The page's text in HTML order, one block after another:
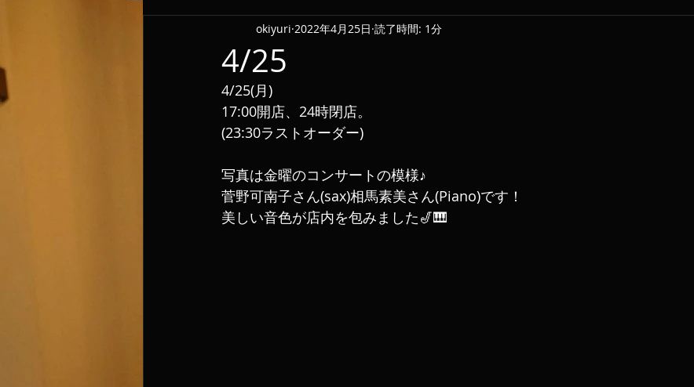
ライブ、コンサート おすすめビール
4/25
okiyuri 2022年4月25日 読了時間: 1分
4/25(月)
17:00開店、24時閉店。
(23:30ラストオーダー)
写真は金曜のコンサートの模様♪
菅野可南子さん(sax)相馬素美さん(Piano)です！
美しい音色が店内を包みました🎷🎹